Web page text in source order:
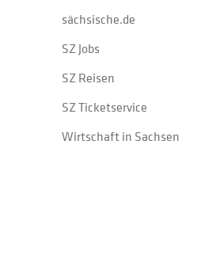
sächsische.de
SZ Jobs
SZ Reisen
SZ Ticketservice
Wirtschaft in Sachsen